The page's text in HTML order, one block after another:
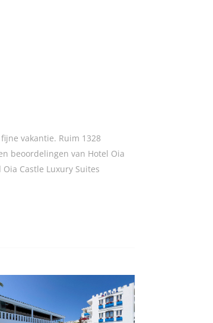
vakantie. Ruim 1328
beoordelingen van Hotel Oia
Castle Luxury Suites